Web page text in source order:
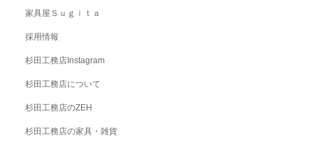
家具屋Ｓｕｇｉｔａ
採用情報
杉田工務店Instagram
杉田工務店について
杉田工務店のZEH
杉田工務店の家具・雑貨